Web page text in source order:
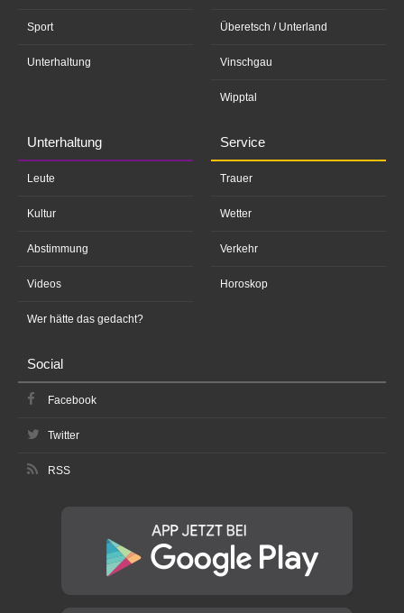
Sport
Unterhaltung
Überetsch / Unterland
Vinschgau
Wipptal
Unterhaltung
Leute
Kultur
Abstimmung
Videos
Wer hätte das gedacht?
Service
Trauer
Wetter
Verkehr
Horoskop
Social
Facebook
Twitter
RSS